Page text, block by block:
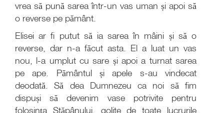
vrea să pună sarea într-un vas uman și apoi să
o reverse pe pământ.
Elisei ar fi putut să ia sarea în mâini și să o
reverse, dar n-a făcut asta. El a luat un vas
nou, l-a umplut cu sare și apoi a turnat sarea
pe ape. Pământul și apele s-au vindecat
deodată. Să dea Dumnezeu ca noi să fim
dispuși să devenim vase potrivite pentru
folosința Stăpânului, golite de toate lucrurile